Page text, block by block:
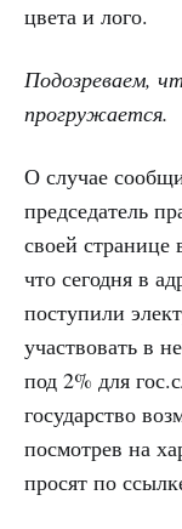
цвета и лого.
Подозреваем,
прогружается.
О случае
председатель
своей странице
что сегодня в
поступили
участвовать в
под 2% для
государство
посмотрев на
просят по